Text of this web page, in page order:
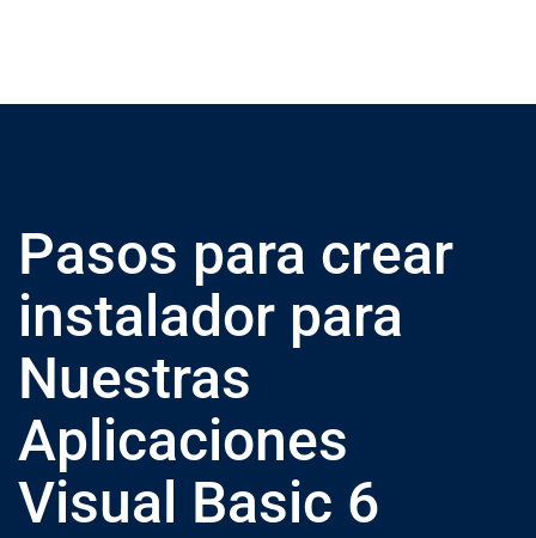
Pasos para crear
instalador para
Nuestras
Aplicaciones
Visual Basic 6